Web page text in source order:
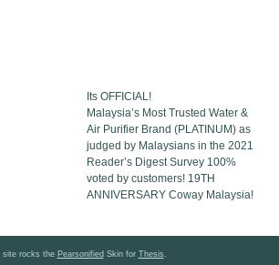
Its OFFICIAL!
Malaysia’s Most Trusted Water &
Air Purifier Brand (PLATINUM) as
judged by Malaysians in the 2021
Reader’s Digest Survey 100%
voted by customers! 19TH
ANNIVERSARY Coway Malaysia!
site rocks the Pearsonified Skin for Thesis.